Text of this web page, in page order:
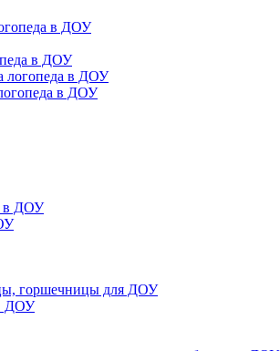
в ДОУ
в ДОУ
логопеда в ДОУ
в ДОУ
в ДОУ
горшечницы для ДОУ
ДОУ